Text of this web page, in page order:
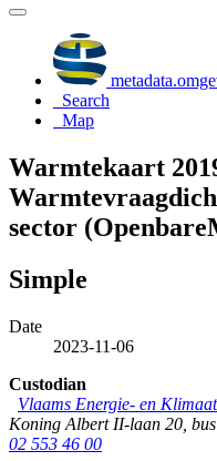
Search
Map
Warmtekaart
sector
Simple
Date
2023-11-06
Custodian
Vlaams Energie- en
Koning Albert II-laan 20,
02 553 46 00